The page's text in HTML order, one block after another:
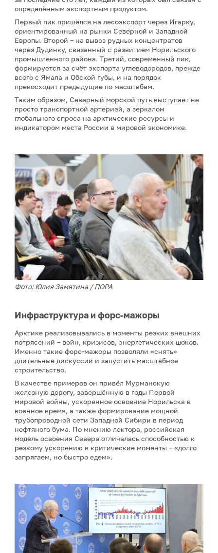
определённым экспортным продуктом.
Первый пик пришёлся на лесоэкспорт через Игарку,
ориентированный на рынки Северной и Западной
Европы. Второй – на вывоз рудных концентратов
через Дудинку, связанный с развитием Норильского
промышленного района. Третий, современный пик,
формируется за счёт экспорта углеводородов, прежде
всего с Ямала и Обской губы, и на порядок
превосходит предыдущие по масштабам.
Таким образом, Северный морской путь выступает не
просто транспортной артерией, а зеркалом
глобального спроса на арктические ресурсы и
индикатором места России в мировой экономике.
Фото: Юлия Замятина / ПОРА
Инфраструктура и форс-мажоры
Арктике реализовывались в моменты резких внешних
потрясений – войн, кризисов, энергетических шоков.
Именно такие форс-мажоры позволяли «снять»
длительные дискуссии и запустить масштабное
строительство.
В качестве примеров он привёл Мурманскую
железную дорогу, завершённую в годы Первой
мировой войны, ускоренное освоение Норильска в
военное время, а также формирование мощной
трубопроводной сети Западной Сибири в период
нефтяного бума. По мнению лектора, российская
модель освоения Севера отличалась способностью к
резкому ускорению в критические моменты – «долго
запрягаем, но быстро едем».